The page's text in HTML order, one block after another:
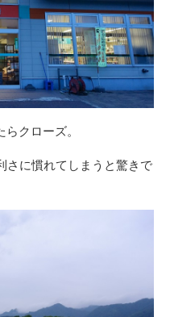
クローズ。
さに慣れてしまうと驚きで